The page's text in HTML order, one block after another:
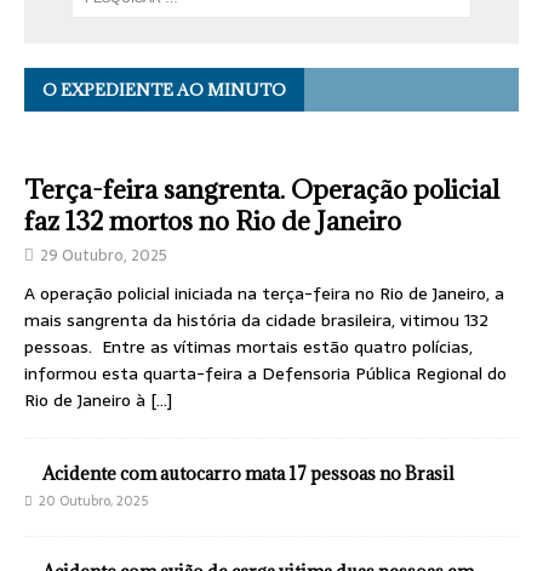
O EXPEDIENTE AO MINUTO
Terça-feira sangrenta. Operação policial
faz 132 mortos no Rio de Janeiro
29 Outubro, 2025
A operação policial iniciada na terça-feira no Rio de Janeiro, a
mais sangrenta da história da cidade brasileira, vitimou 132
pessoas. Entre as vítimas mortais estão quatro polícias,
informou esta quarta-feira a Defensoria Pública Regional do
Rio de Janeiro à […]
Acidente com autocarro mata 17 pessoas no Brasil
20 Outubro, 2025